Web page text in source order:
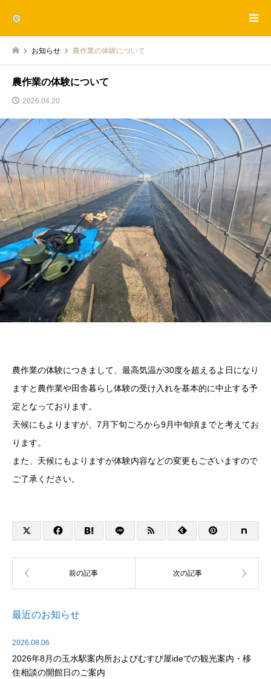
お知らせ 農作業の体験について
農作業の体験について
2026.04.20
農作業の体験につきまして、最高気温が30度を超えるよ日になり
ますと農作業や田舎暮らし体験の受け入れを基本的に中止する予
定となっております。
天候にもよりますが、7月下旬ごろから9月中旬頃までと考えてお
ります。
また、天候にもよりますが体験内容などの変更もございますので
ご了承ください。
最近のお知らせ
2026.08.06
2026年8月の玉水駅案内所およびむすび屋ideでの観光案内・移
住相談の開館日のご案内